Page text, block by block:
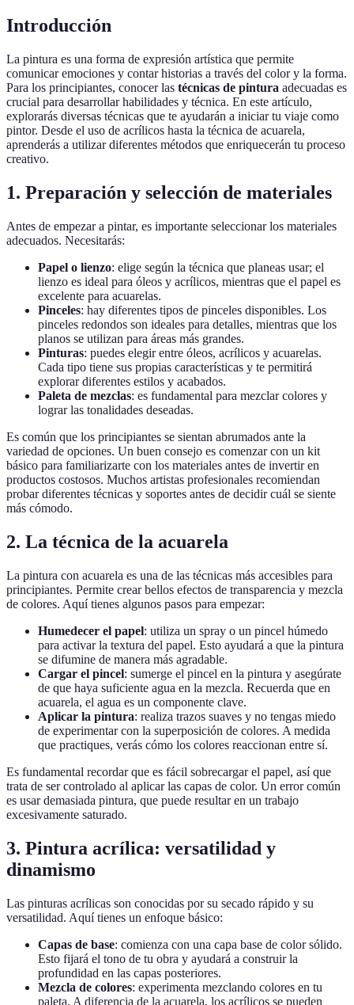
Introducción
La pintura es una forma de expresión artística que permite
comunicar emociones y contar historias a través del color y la forma.
Para los principiantes, conocer las técnicas de pintura adecuadas es
crucial para desarrollar habilidades y técnica. En este artículo,
explorarás diversas técnicas que te ayudarán a iniciar tu viaje como
pintor. Desde el uso de acrílicos hasta la técnica de acuarela,
aprenderás a utilizar diferentes métodos que enriquecerán tu proceso
creativo.
1. Preparación y selección de materiales
Antes de empezar a pintar, es importante seleccionar los materiales
adecuados. Necesitarás:
Papel o lienzo: elige según la técnica que planeas usar; el
lienzo es ideal para óleos y acrílicos, mientras que el papel es
excelente para acuarelas.
Pinceles: hay diferentes tipos de pinceles disponibles. Los
pinceles redondos son ideales para detalles, mientras que los
planos se utilizan para áreas más grandes.
Pinturas: puedes elegir entre óleos, acrílicos y acuarelas.
Cada tipo tiene sus propias características y te permitirá
explorar diferentes estilos y acabados.
Paleta de mezclas: es fundamental para mezclar colores y
lograr las tonalidades deseadas.
Es común que los principiantes se sientan abrumados ante la
variedad de opciones. Un buen consejo es comenzar con un kit
básico para familiarizarte con los materiales antes de invertir en
productos costosos. Muchos artistas profesionales recomiendan
probar diferentes técnicas y soportes antes de decidir cuál se siente
más cómodo.
2. La técnica de la acuarela
La pintura con acuarela es una de las técnicas más accesibles para
principiantes. Permite crear bellos efectos de transparencia y mezcla
de colores. Aquí tienes algunos pasos para empezar:
Humedecer el papel: utiliza un spray o un pincel húmedo
para activar la textura del papel. Esto ayudará a que la pintura
se difumine de manera más agradable.
Cargar el pincel: sumerge el pincel en la pintura y asegúrate
de que haya suficiente agua en la mezcla. Recuerda que en
acuarela, el agua es un componente clave.
Aplicar la pintura: realiza trazos suaves y no tengas miedo
de experimentar con la superposición de colores. A medida
que practiques, verás cómo los colores reaccionan entre sí.
Es fundamental recordar que es fácil sobrecargar el papel, así que
trata de ser controlado al aplicar las capas de color. Un error común
es usar demasiada pintura, que puede resultar en un trabajo
excesivamente saturado.
3. Pintura acrílica: versatilidad y
dinamismo
Las pinturas acrílicas son conocidas por su secado rápido y su
versatilidad. Aquí tienes un enfoque básico:
Capas de base: comienza con una capa base de color sólido.
Esto fijará el tono de tu obra y ayudará a construir la
profundidad en las capas posteriores.
Mezcla de colores: experimenta mezclando colores en tu
paleta. A diferencia de la acuarela, los acrílicos se pueden